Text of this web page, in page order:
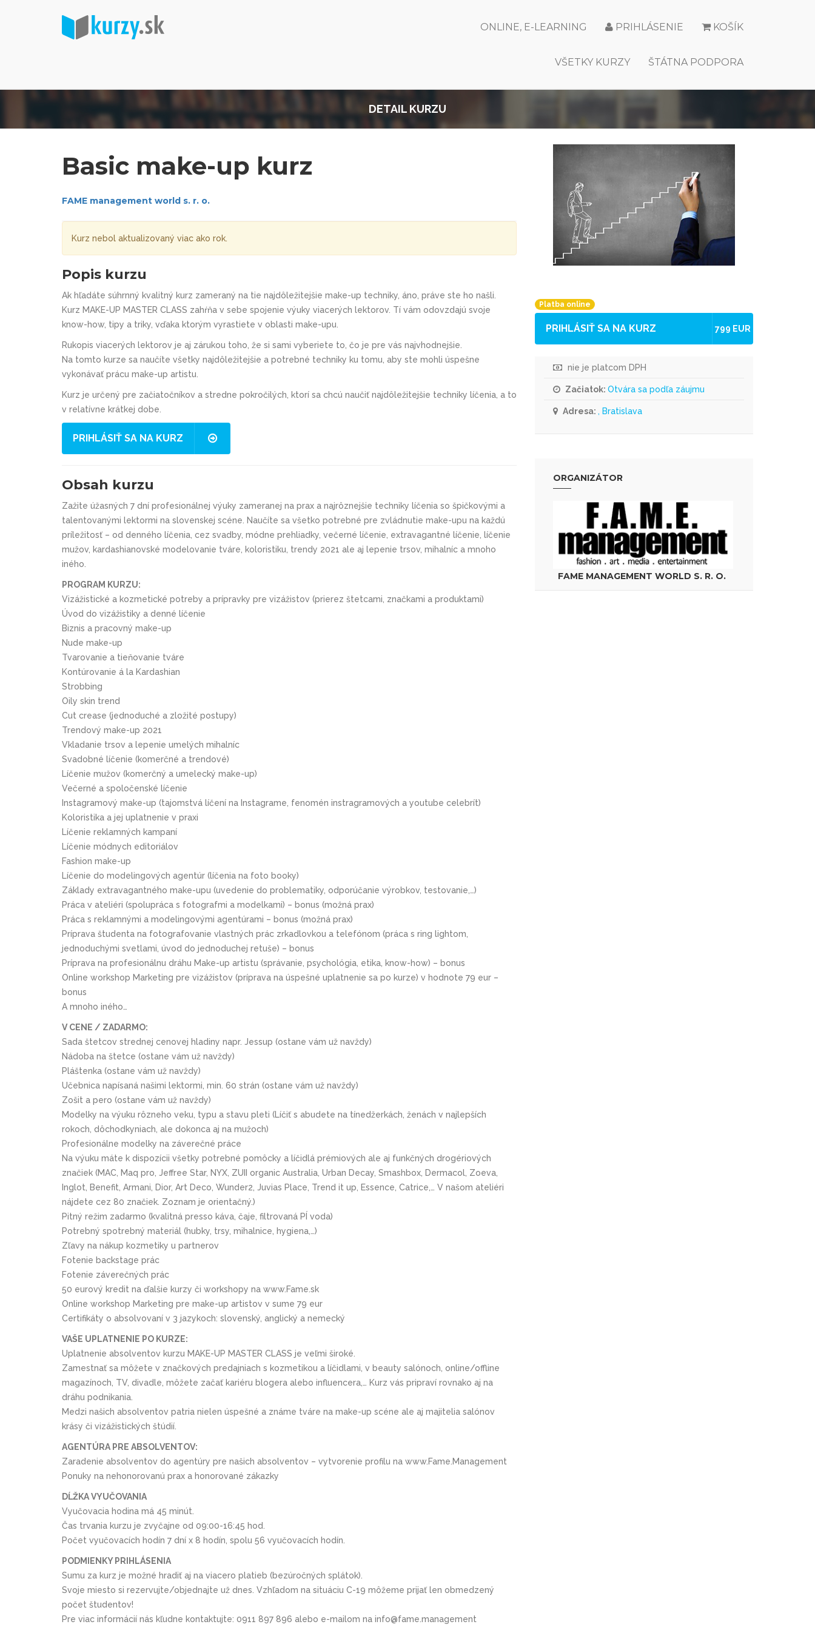
KOŠÍK
PRIHLÁSENIE
ONLINE, E-LEARNING
ŠTÁTNA PODPORA
VŠETKY KURZY
DETAIL KURZU
Basic make-up kurz
FAME management world s. r. o.
Kurz nebol aktualizovaný viac ako rok.
Popis kurzu
Ak hľadáte súhrnný kvalitný kurz zameraný na tie najdôležitejšie make-up techniky, áno, práve ste ho našli.
Kurz MAKE-UP MASTER CLASS zahŕňa v sebe spojenie výuky viacerých lektorov. Tí vám odovzdajú svoje
know-how, tipy a triky, vďaka ktorým vyrastiete v oblasti make-upu.
Rukopis viacerých lektorov je aj zárukou toho, že si sami vyberiete to, čo je pre vás najvhodnejšie.
Na tomto kurze sa naučíte všetky najdôležitejšie a potrebné techniky ku tomu, aby ste mohli úspešne
vykonávať prácu make-up artistu.
Kurz je určený pre začiatočníkov a stredne pokročilých, ktorí sa chcú naučiť najdôležitejšie techniky líčenia, a to
v relatívne krátkej dobe.
PRIHLÁSIŤ SA NA KURZ
Obsah kurzu
Zažite úžasných 7 dní profesionálnej výuky zameranej na prax a najrôznejšie techniky líčenia so špičkovými a
talentovanými lektormi na slovenskej scéne. Naučíte sa všetko potrebné pre zvládnutie make-upu na každú
príležitosť – od denného líčenia, cez svadby, módne prehliadky, večerné líčenie, extravagantné líčenie, líčenie
mužov, kardashianovské modelovanie tváre, koloristiku, trendy 2021 ale aj lepenie trsov, mihalníc a mnoho
iného.
PROGRAM KURZU:
Vizážistické a kozmetické potreby a prípravky pre vizážistov (prierez štetcami, značkami a produktami)
Úvod do vizážistiky a denné líčenie
Biznis a pracovný make-up
Nude make-up
Tvarovanie a tieňovanie tváre
Kontúrovanie á la Kardashian
Strobbing
Oily skin trend
Cut crease (jednoduché a zložité postupy)
Trendový make-up 2021
Vkladanie trsov a lepenie umelých mihalníc
Svadobné líčenie (komerčné a trendové)
Líčenie mužov (komerčný a umelecký make-up)
Večerné a spoločenské líčenie
Instagramový make-up (tajomstvá líčení na Instagrame, fenomén instragramových a youtube celebrít)
Koloristika a jej uplatnenie v praxi
Líčenie reklamných kampaní
Líčenie módnych editoriálov
Fashion make-up
Líčenie do modelingových agentúr (líčenia na foto booky)
Základy extravagantného make-upu (uvedenie do problematiky, odporúčanie výrobkov, testovanie,…)
Práca v ateliéri (spolupráca s fotografmi a modelkami) – bonus (možná prax)
Práca s reklamnými a modelingovými agentúrami – bonus (možná prax)
Príprava študenta na fotografovanie vlastných prác zrkadlovkou a telefónom (práca s ring lightom,
jednoduchými svetlami, úvod do jednoduchej retuše) – bonus
Príprava na profesionálnu dráhu Make-up artistu (správanie, psychológia, etika, know-how) – bonus
Online workshop Marketing pre vizážistov (príprava na úspešné uplatnenie sa po kurze) v hodnote 79 eur –
bonus
A mnoho iného…
V CENE / ZADARMO:
Sada štetcov strednej cenovej hladiny napr. Jessup (ostane vám už navždy)
Nádoba na štetce (ostane vám už navždy)
Pláštenka (ostane vám už navždy)
Učebnica napísaná našimi lektormi, min. 60 strán (ostane vám už navždy)
Zošit a pero (ostane vám už navždy)
Modelky na výuku rôzneho veku, typu a stavu pleti (Líčiť s abudete na tínedžerkách, ženách v najlepších
rokoch, dôchodkyniach, ale dokonca aj na mužoch)
Profesionálne modelky na záverečné práce
Na výuku máte k dispozícii všetky potrebné pomôcky a líčidlá prémiových ale aj funkčných drogériových
značiek (MAC, Maq pro, Jeffree Star, NYX, ZUII organic Australia, Urban Decay, Smashbox, Dermacol, Zoeva,
Inglot, Benefit, Armani, Dior, Art Deco, Wunder2, Juvias Place, Trend it up, Essence, Catrice,… V našom ateliéri
nájdete cez 80 značiek. Zoznam je orientačný.)
Pitný režim zadarmo (kvalitná presso káva, čaje, filtrovaná PÍ voda)
Potrebný spotrebný materiál (hubky, trsy, mihalnice, hygiena,…)
Zľavy na nákup kozmetiky u partnerov
Fotenie backstage prác
Fotenie záverečných prác
50 eurový kredit na ďalšie kurzy či workshopy na www.Fame.sk
Online workshop Marketing pre make-up artistov v sume 79 eur
Certifikáty o absolvovaní v 3 jazykoch: slovenský, anglický a nemecký
VAŠE UPLATNENIE PO KURZE:
Uplatnenie absolventov kurzu MAKE-UP MASTER CLASS je veľmi široké.
Zamestnať sa môžete v značkových predajniach s kozmetikou a líčidlami, v beauty salónoch, online/offline
magazínoch, TV, divadle, môžete začať kariéru blogera alebo influencera,… Kurz vás pripraví rovnako aj na
dráhu podnikania.
Medzi našich absolventov patria nielen úspešné a známe tváre na make-up scéne ale aj majitelia salónov
krásy či vizážistických štúdií.
AGENTÚRA PRE ABSOLVENTOV:
Zaradenie absolventov do agentúry pre našich absolventov – vytvorenie profilu na www.Fame.Management
Ponuky na nehonorovanú prax a honorované zákazky
DĹŽKA VYUČOVANIA
Vyučovacia hodina má 45 minút.
Čas trvania kurzu je zvyčajne od 09:00-16:45 hod.
Počet vyučovacích hodín 7 dní x 8 hodín, spolu 56 vyučovacích hodín.
PODMIENKY PRIHLÁSENIA
Sumu za kurz je možné hradiť aj na viacero platieb (bezúročných splátok).
Svoje miesto si rezervujte/objednajte už dnes. Vzhľadom na situáciu C-19 môžeme prijať len obmedzený
počet študentov!
Pre viac informácií nás kľudne kontaktujte: 0911 897 896 alebo e-mailom na info@fame.management
Platba online
PRIHLÁSIŤ SA NA KURZ 799 EUR
nie je platcom DPH
Začiatok: Otvára sa podľa záujmu
Adresa: , Bratislava
ORGANIZÁTOR
FAME MANAGEMENT WORLD S. R. O.